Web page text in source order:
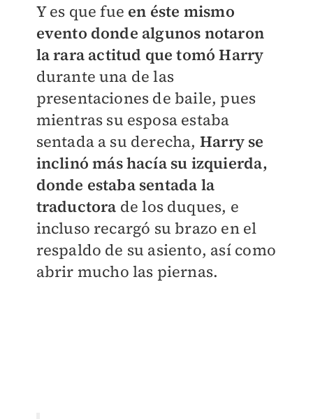
Y es que fue en éste mismo
evento donde algunos notaron
la rara actitud que tomó Harry
durante una de las
presentaciones de baile, pues
mientras su esposa estaba
sentada a su derecha, Harry se
inclinó más hacía su izquierda,
donde estaba sentada la
traductora de los duques, e
incluso recargó su brazo en el
respaldo de su asiento, así como
abrir mucho las piernas.